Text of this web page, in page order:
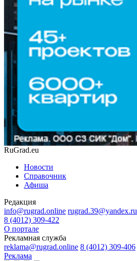
RuGrad.eu
Новости
Справочник
Афиша
Редакция
info@rugrad.online rugrad.39@yandex.ru
8 (4012) 309-422
О портале
Рекламная служба
reklama@rugrad.online 8 (4012) 309-406
Реклама